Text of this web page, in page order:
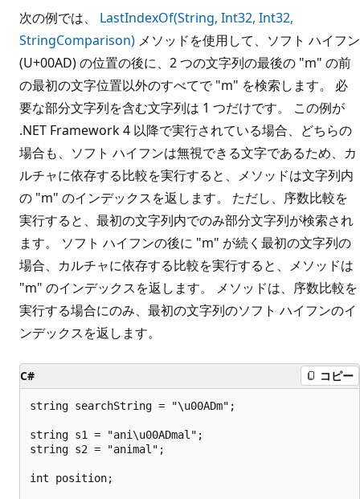
次の例では、 LastIndexOf(String, Int32, Int32,
StringComparison) メソッドを使用して、ソフト ハイフン
(U+00AD) の位置の後に、2 つの文字列の最後の "m" の前
の最初の文字位置以外のすべてで "m" を検索します。 必
要な部分文字列を含む文字列は 1 つだけです。 この例が
.NET Framework 4 以降で実行されている場合、どちらの
場合も、ソフト ハイフンは無視できる文字であるため、カ
ルチャに依存する比較を実行すると、メソッドは文字列内
の "m" のインデックスを返します。 ただし、序数比較を
実行すると、最初の文字列内でのみ部分文字列が検索され
ます。 ソフト ハイフンの後に "m" が続く最初の文字列の
場合、カルチャに依存する比較を実行すると、メソッドは
"m" のインデックスを返します。 メソッドは、序数比較を
実行する場合にのみ、最初の文字列のソフト ハイフンのイ
ンデックスを返します。
C# コピー
string searchString = "\u00ADm";
string s1 = "ani\u00ADmal";
string s2 = "animal";
int position;